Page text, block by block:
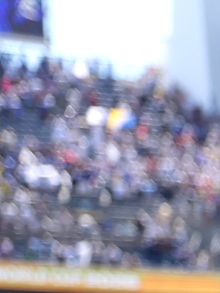
Košarkaši BiH savladali Mađarsku i
ostali u igri za plasman na SP
Autor:
Redakcija
21:32, 11.11.2022